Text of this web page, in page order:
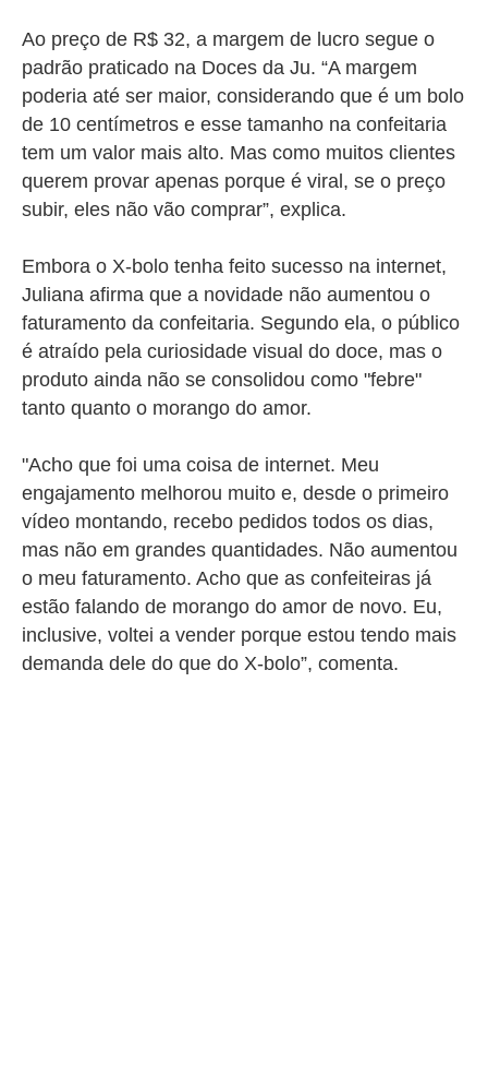
Ao preço de R$ 32, a margem de lucro segue o
padrão praticado na Doces da Ju. “A margem
poderia até ser maior, considerando que é um bolo
de 10 centímetros e esse tamanho na confeitaria
tem um valor mais alto. Mas como muitos clientes
querem provar apenas porque é viral, se o preço
subir, eles não vão comprar”, explica.
Embora o X-bolo tenha feito sucesso na internet,
Juliana afirma que a novidade não aumentou o
faturamento da confeitaria. Segundo ela, o público
é atraído pela curiosidade visual do doce, mas o
produto ainda não se consolidou como "febre"
tanto quanto o morango do amor.
"Acho que foi uma coisa de internet. Meu
engajamento melhorou muito e, desde o primeiro
vídeo montando, recebo pedidos todos os dias,
mas não em grandes quantidades. Não aumentou
o meu faturamento. Acho que as confeiteiras já
estão falando de morango do amor de novo. Eu,
inclusive, voltei a vender porque estou tendo mais
demanda dele do que do X-bolo”, comenta.